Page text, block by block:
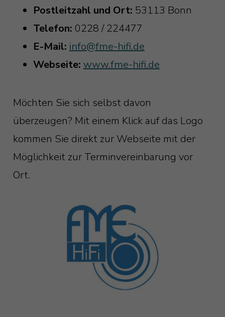
Postleitzahl und Ort: 53113 Bonn
Telefon: 0228 / 224477
E-Mail: info@fme-hifi.de
Webseite: www.fme-hifi.de
Möchten Sie sich selbst davon
überzeugen? Mit einem Klick auf das Logo
kommen Sie direkt zur Webseite mit der
Möglichkeit zur Terminvereinbarung vor
Ort.